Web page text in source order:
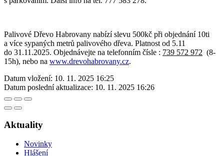
Palivové Dřevo Habrovany nabízí slevu 500kč při objednání 10ti
a více sypaných metrů palivového dřeva. Platnost od 5.11
do 31.11.2025. Objednávejte na telefonním čísle : 739 572 972 (8-
15h), nebo na www.drevohabrovany.cz.
Datum vložení: 10. 11. 2025 16:25
Datum poslední aktualizace: 10. 11. 2025 16:26
Aktuality
Novinky
Hlášení